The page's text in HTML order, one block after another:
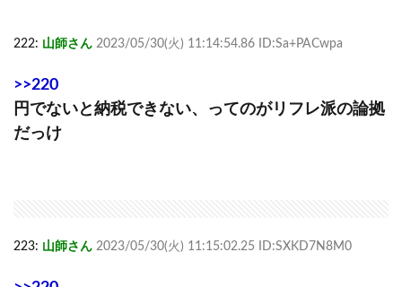
222: 山師さん 2023/05/30(火) 11:14:54.86 ID:Sa+PACwpa
>>220
円でないと納税できない、ってのがリフレ派の論拠
だっけ
223: 山師さん 2023/05/30(火) 11:15:02.25 ID:SXKD7N8M0